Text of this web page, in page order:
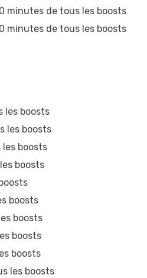
minutes de tous les boosts
minutes de tous les boosts
les boosts
les boosts
les boosts
boosts
boosts
boosts
boosts
boosts
les boosts